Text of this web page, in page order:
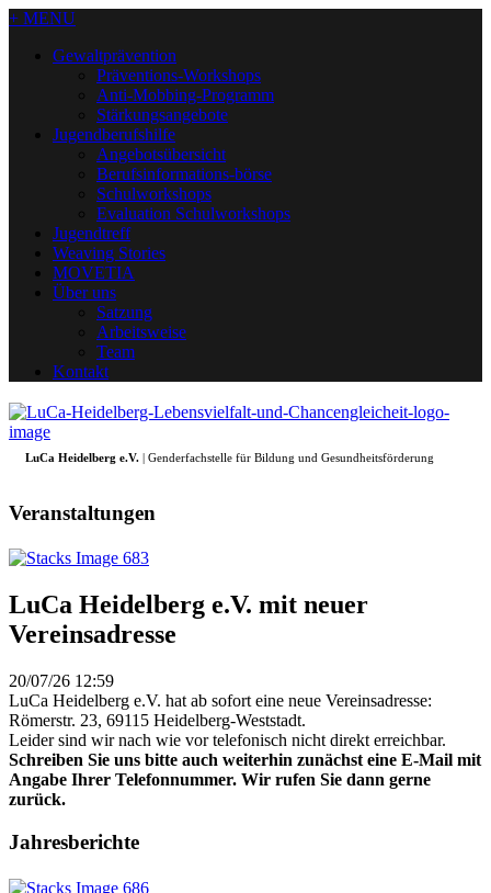
+ MENU
Gewaltprävention
Präventions-Workshops
Anti-Mobbing-Programm
Stärkungsangebote
Jugendberufshilfe
Angebotsübersicht
Berufsinformations-börse
Schulworkshops
Evaluation Schulworkshops
Jugendtreff
Weaving Stories
MOVETIA
Über uns
Satzung
Arbeitsweise
Team
Kontakt
LuCa Heidelberg e.V. | Genderfachstelle für Bildung und Gesundheitsförderung
Veranstaltungen
LuCa Heidelberg e.V. mit neuer
Vereinsadresse
20/07/26 12:59
LuCa Heidelberg e.V. hat ab sofort eine neue Vereinsadresse:
Römerstr. 23, 69115 Heidelberg-Weststadt.
Leider sind wir nach wie vor telefonisch nicht direkt erreichbar.
Schreiben Sie uns bitte auch weiterhin zunächst eine E-Mail mit
Angabe Ihrer Telefonnummer. Wir rufen Sie dann gerne
zurück.
Jahresberichte